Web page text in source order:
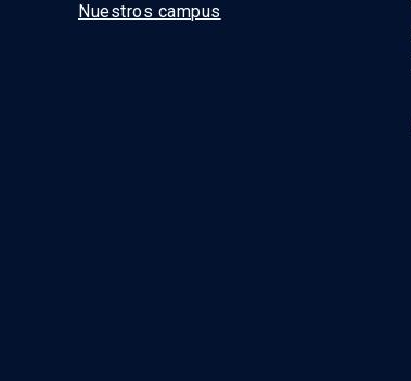
Nuestros campus